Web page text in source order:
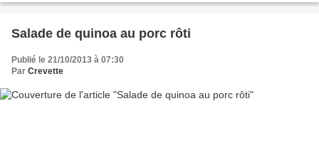
Salade de quinoa au porc rôti
Publié le 21/10/2013 à 07:30
Par Crevette